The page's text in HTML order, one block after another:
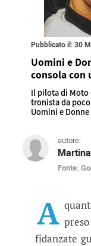
Pubblicato il: 30
Uomini e
consola con
Il pilota di Moto
tronista da
Uomini e Donne
autore:
Fonte:
Uomini
A
fidanzate